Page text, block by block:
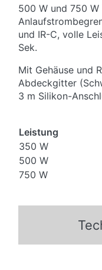
500 W und 750
und IR-C, volle
Sek.
Mit Gehäuse und
Abdeckgitter
3 m Silikon-
Leistung
350 W
500 W
750 W